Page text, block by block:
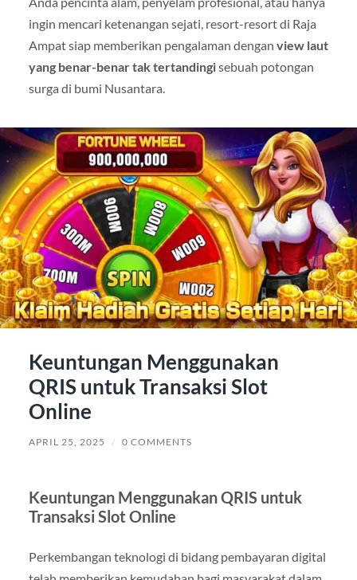
ingin mencari ketenangan sejati, resort-resort di Raja
Ampat siap memberikan pengalaman dengan view laut
yang benar-benar tak tertandingisebuah potongan
surga di bumi Nusantara.
Keuntungan Menggunakan
QRIS untuk Transaksi Slot
Online
APRIL 25, 2025 / 0 COMMENTS
Keuntungan Menggunakan QRIS untuk
Transaksi Slot Online
Perkembangan teknologi di bidang pembayaran digital